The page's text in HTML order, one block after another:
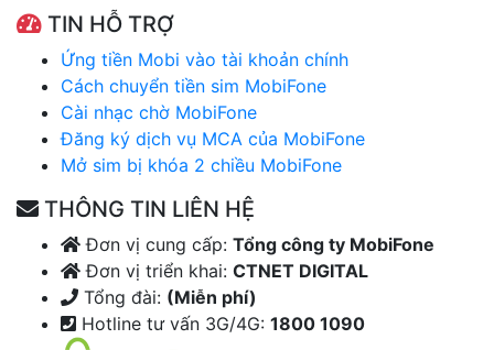
TIN HỖ TRỢ
Ứng tiền Mobi vào tài khoản chính
Cách chuyển tiền sim MobiFone
Cài nhạc chờ MobiFone
Đăng ký dịch vụ MCA của MobiFone
Mở sim bị khóa 2 chiều MobiFone
THÔNG TIN LIÊN HỆ
Đơn vị cung cấp: Tổng công ty MobiFone
Đơn vị triển khai: CTNET DIGITAL
Tổng đài: (Miễn phí)
Hotline tư vấn 3G/4G: 1800 1090